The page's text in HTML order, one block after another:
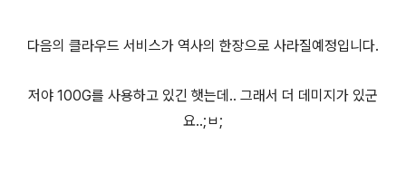
다음의 클라우드 서비스가 역사의 한장으로 사라질예정입니다.
저야 100G를 사용하고 있긴 햇는데.. 그래서 더 데미지가 있군
요..;ㅂ;